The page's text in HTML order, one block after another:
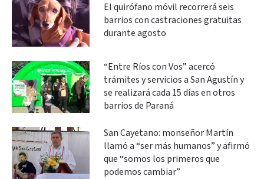
El quirófano móvil recorrerá seis
barrios con castraciones gratuitas
durante agosto
“Entre Ríos con Vos” acercó
trámites y servicios a San Agustín y
se realizará cada 15 días en otros
barrios de Paraná
San Cayetano: monseñor Martín
llamó a “ser más humanos” y afirmó
que “somos los primeros que
podemos cambiar”